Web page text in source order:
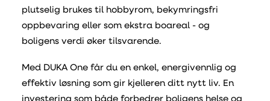
plutselig brukes til hobbyrom, bekymringsfri
oppbevaring eller som ekstra boareal - og
boligens verdi øker tilsvarende.
Med DUKA One får du en enkel, energivennlig og
effektiv løsning som gir kjelleren ditt nytt liv. En